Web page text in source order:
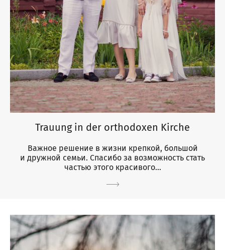
Trauung in der orthodoxen Kirche
Важное решение в жизни крепкой, большой
и дружной семьи. Спасибо за возможность стать
частью этого красивого...